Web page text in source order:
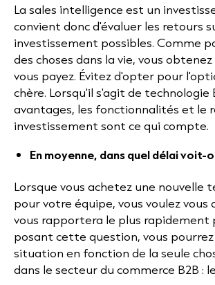
La sales intelligence est un
convient donc d'évaluer les retours
investissement possibles. Comme
des choses dans la vie, vous
vous payez. Évitez d'opter pour
chère. Lorsqu'il s'agit de technologie
avantages, les fonctionnalités et le
investissement sont ce qui compte.
En moyenne, dans quel délai voit-
Lorsque vous achetez une nouvelle
pour votre équipe, vous voulez vous
vous rapportera le plus rapidement
posant cette question, vous
situation en fonction de la seule
dans le secteur du commerce B2B :